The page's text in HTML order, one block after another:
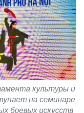
культуры и
на семинаре
боевых искусств